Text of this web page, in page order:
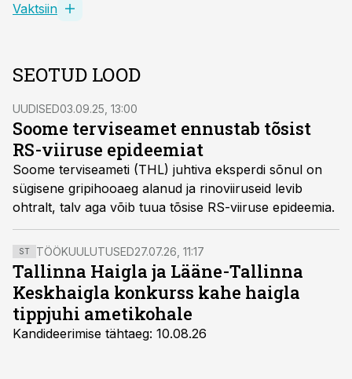
Vaktsiin
SEOTUD LOOD
UUDISED03.09.25, 13:00
Soome terviseamet ennustab tõsist
RS-viiruse epideemiat
Soome terviseameti (THL) juhtiva eksperdi sõnul on
sügisene gripihooaeg alanud ja rinoviiruseid levib
ohtralt, talv aga võib tuua tõsise RS-viiruse epideemia.
ST TÖÖKUULUTUSED27.07.26, 11:17
Tallinna Haigla ja Lääne-Tallinna
Keskhaigla konkurss kahe haigla
tippjuhi ametikohale
Kandideerimise tähtaeg: 10.08.26